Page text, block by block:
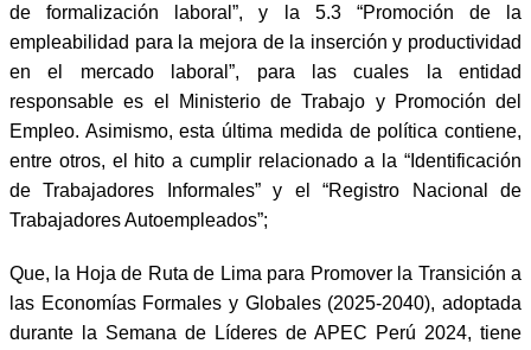
de formalización laboral”, y la 5.3 “Promoción de la
empleabilidad para la mejora de la inserción y productividad
en el mercado laboral”, para las cuales la entidad
responsable es el Ministerio de Trabajo y Promoción del
Empleo. Asimismo, esta última medida de política contiene,
entre otros, el hito a cumplir relacionado a la “Identificación
de Trabajadores Informales” y el “Registro Nacional de
Trabajadores Autoempleados”;
Que, la Hoja de Ruta de Lima para Promover la Transición a
las Economías Formales y Globales (2025-2040), adoptada
durante la Semana de Líderes de APEC Perú 2024, tiene